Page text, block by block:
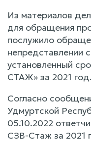
Из материалов
для обращения
послужило
непредставлении
установленный
СТАЖ» за 2021 год.
Согласно
Удмуртской
05.10.2022
СЗВ-Стаж за 2021